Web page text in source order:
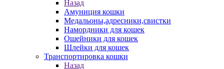
Назад
Амуниция кошки
Медальоны,адресники,свистки
Намордники для кошек
Ошейники для кошек
Шлейки для кошек
Транспортировка кошки
Назад